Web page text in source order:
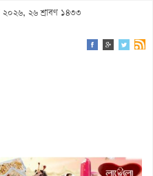
২৬ শ্রাবণ ১৪৩৩